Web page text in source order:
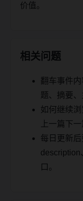
价值。
相关问题
翻车事件
题、摘要、
如何继续浏
上一篇下
每日更新后
description
口。